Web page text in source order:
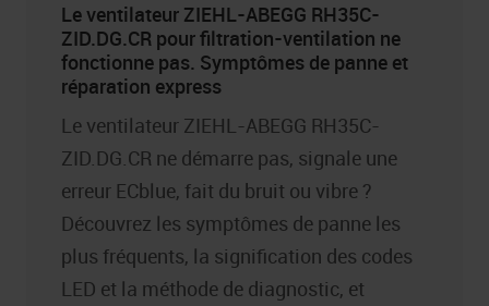
Le ventilateur ZIEHL-ABEGG RH35C-
ZID.DG.CR pour filtration-ventilation ne
fonctionne pas. Symptômes de panne et
réparation express
Le ventilateur ZIEHL-ABEGG RH35C-
ZID.DG.CR ne démarre pas, signale une
erreur ECblue, fait du bruit ou vibre ?
Découvrez les symptômes de panne les
plus fréquents, la signification des codes
LED et la méthode de diagnostic, et